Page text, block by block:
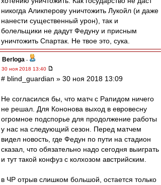
никогда Аликперову уничтожить Лукойл (и даже
нанести существенный урон), так и
болельщики не дадут Федуну и присным
уничтожить Спартак. Не твое это, сука.
Berloga -
30 ноя 2018 13:40
# blind_guardian » 30 ноя 2018 13:09
Не согласился бы, что матч с Рапидом ничего
не решал. Для Кононова выход в евровесну
огромное подспорье для продолжение работы
у нас на следующий сезон. Перед матчем
видел новость, где Федун по пути на стадион
сказал, что обязательно надо сегодня выиграть
и тут такой конфуз с колхозом австрийским.
в ЧР отрыв слишком большой, остается только